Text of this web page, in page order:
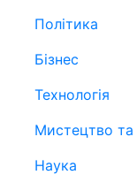
Політика
Бізнес
Технологія
Мистецтво та
Наука